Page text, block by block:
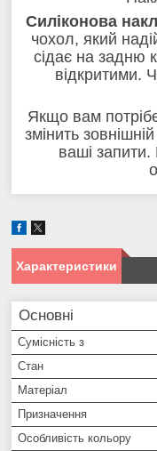
Силіконова
чохол, який
сідає на задню
відкритими.
Якщо вам
змінить
ваші
Характеристики
Основні
Сумісність з
Стан
Матеріал
Призначення
Особливість кольору